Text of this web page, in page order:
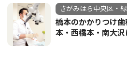
さがみはら中央区・
橋本のかかりつけ
本・西橋本・南大